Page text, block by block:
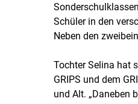
Schüler in den
Neben den
Tochter Selina hat
GRIPS und dem
und Alt. „Daneben